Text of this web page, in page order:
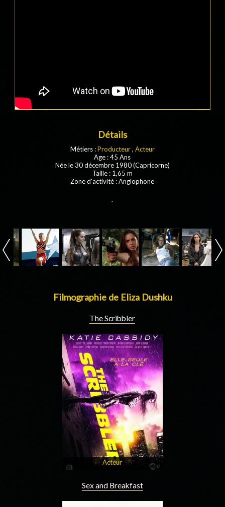
Détails
Métiers :Producteur, Acteur
Age : 45 Ans
Née le 30 décembre 1980 (Capricorne)
Taille : 1,65 m
Zone d'activité : Anglophone
.
Filmographie de Eliza Dushku
The Scribbler
Acteur
Sex and Breakfast